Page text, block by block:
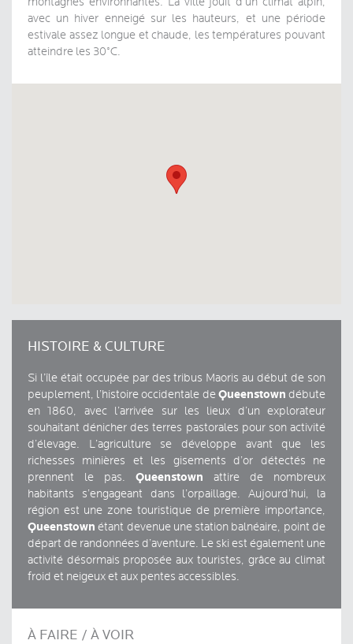
avec un hiver enneigé sur les hauteurs, et une période
estivale assez longue et chaude, les températures pouvant
atteindre les 30°C.
HISTOIRE & CULTURE
Si l’île était occupée par des tribus Maoris au début de son
peuplement, l’histoire occidentale deQueenstown débute
en 1860, avec l’arrivée sur les lieux d’un explorateur
souhaitant dénicher des terres pastorales pour son activité
d’élevage. L’agriculture se développe avant que les
richesses minières et les gisements d’or détectés ne
prennent le pas. Queenstown attire de nombreux
habitants s’engageant dans l’orpaillage. Aujourd’hui, la
région est une zone touristique de première importance,
Queenstown étant devenue une station balnéaire, point de
départ de randonnées d’aventure. Le ski est également une
activité désormais proposée aux touristes, grâce au climat
froid et neigeux et aux pentes accessibles.
À FAIRE / À VOIR